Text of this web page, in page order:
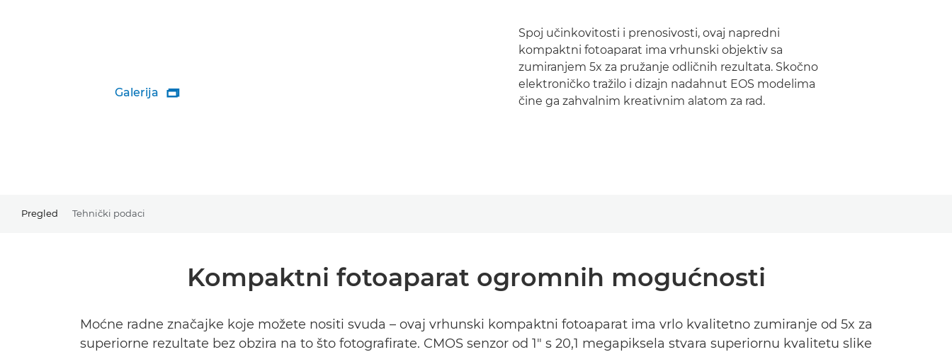
Galerija 
Spoj učinkovitosti i prenosivosti, ovaj napredni
kompaktni fotoaparat ima vrhunski objektiv sa
zumiranjem 5x za pružanje odličnih rezultata. Skočno
elektroničko tražilo i dizajn nadahnut EOS modelima
čine ga zahvalnim kreativnim alatom za rad.
Pregled Tehnički podaci
Kompaktni fotoaparat ogromnih mogućnosti
Moćne radne značajke koje možete nositi svuda – ovaj vrhunski kompaktni fotoaparat ima vrlo kvalitetno zumiranje od 5x za
superiorne rezultate bez obzira na to što fotografirate. CMOS senzor od 1" s 20,1 megapiksela stvara superiornu kvalitetu slike